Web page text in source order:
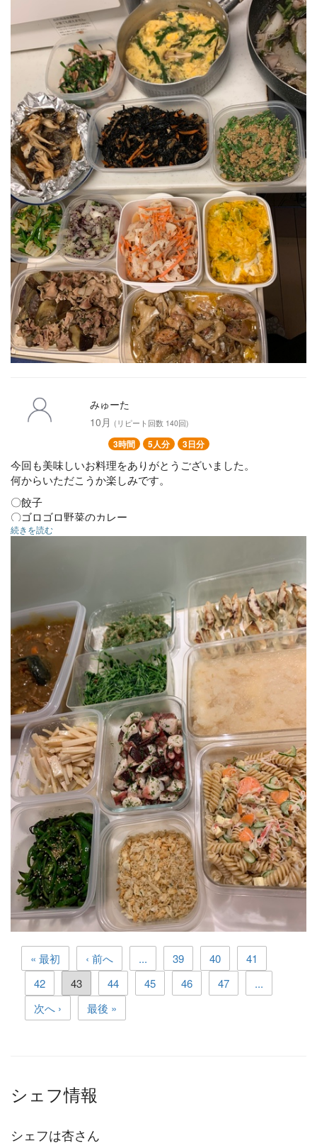
〇イカとニラのガーリックバター醤油
〇かぼちゃサラダ
〇ひじき煮
〇白菜のゆかり和え
〇レンコンとツナ和え
〇ニラと卵の中華スープ
〇いんげんの胡麻和え
〇かぶとえのきの海苔あん
◯白菜の麻辣油
みゅーた
10月 (リピート回数 140回)
3時間 5人分 3日分
今回も美味しいお料理をありがとうございました。
何からいただこうか楽しみです。
〇餃子
〇ゴロゴロ野菜のカレー
〇カレイのみぞれ煮
〇ハーブサラダ
〇レンコン柚子
〇豆苗ともやしナムル
。
続きを読む
« 最初 ‹ 前へ ... 39 40
41
42
43 44 45 46 47
...
次へ ›
最後 »
シェフ情報
シェフは杏さん